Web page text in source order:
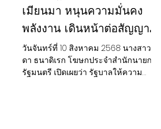
เมียนมา หนุนความมั่นคง
พลังงาน เดินหน้าต่อสัญญา
ก๊าซ ลดความเสี่ยงพลังงานใน
อนาคต
วันจันทร์ที่ 10 สิงหาคม 2568 นางสาวรัช
ดา ธนาดิเรก โฆษกประจำสำนักนายก
รัฐมนตรี เปิดเผยว่า รัฐบาลให้ความ